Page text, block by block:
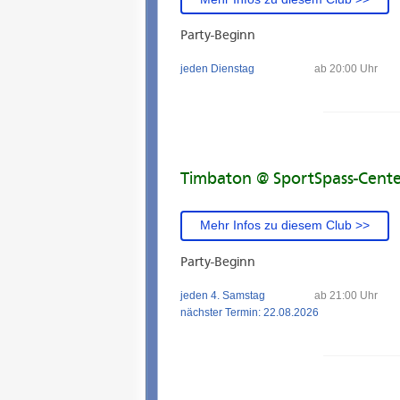
Party-Beginn
jeden Dienstag ab 20:00 Uhr
Timbaton @ SportSpass-
Mehr Infos zu diesem Club >>
Party-Beginn
jeden 4. Samstag
nächster Termin: 22.08.2026
ab 21:00 Uhr